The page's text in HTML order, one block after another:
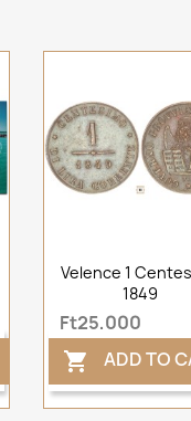
Velence 1
1849
Ft25,000
 ADD TO